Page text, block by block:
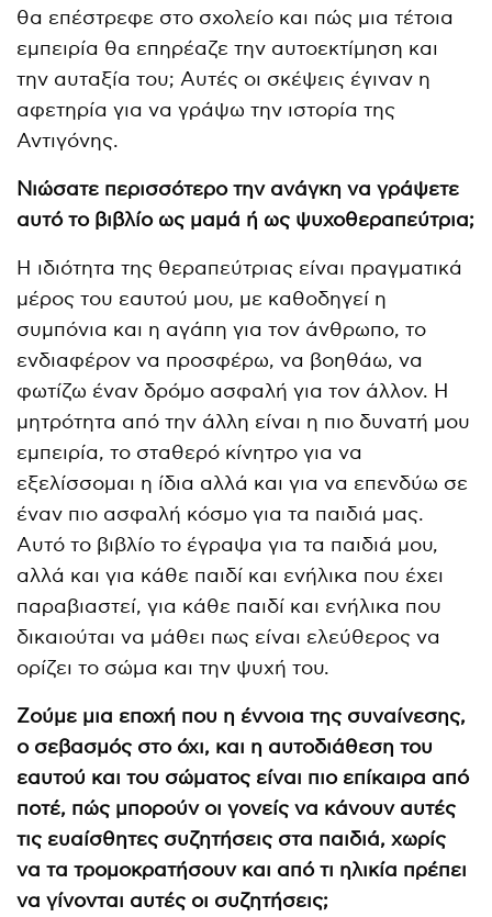
θα επέστρεφε στο σχολείο και πώς μια τέτοια
εμπειρία θα επηρέαζε την αυτοεκτίμηση και
την αυταξία του; Αυτές οι σκέψεις έγιναν η
αφετηρία για να γράψω την ιστορία της
Αντιγόνης.
Νιώσατε περισσότερο την ανάγκη να γράψετε
αυτό το βιβλίο ως μαμά ή ως ψυχοθεραπεύτρια;
Η ιδιότητα της θεραπεύτριας είναι πραγματικά
μέρος του εαυτού μου, με καθοδηγεί η
συμπόνια και η αγάπη για τον άνθρωπο, το
ενδιαφέρον να προσφέρω, να βοηθάω, να
φωτίζω έναν δρόμο ασφαλή για τον άλλον. Η
μητρότητα από την άλλη είναι η πιο δυνατή μου
εμπειρία, το σταθερό κίνητρο για να
εξελίσσομαι η ίδια αλλά και για να επενδύω σε
έναν πιο ασφαλή κόσμο για τα παιδιά μας.
Αυτό το βιβλίο το έγραψα για τα παιδιά μου,
αλλά και για κάθε παιδί και ενήλικα που έχει
παραβιαστεί, για κάθε παιδί και ενήλικα που
δικαιούται να μάθει πως είναι ελεύθερος να
ορίζει το σώμα και την ψυχή του.
Ζούμε μια εποχή που η έννοια της συναίνεσης,
ο σεβασμός στο όχι, και η αυτοδιάθεση του
εαυτού και του σώματος είναι πιο επίκαιρα από
ποτέ, πώς μπορούν οι γονείς να κάνουν αυτές
τις ευαίσθητες συζητήσεις στα παιδιά, χωρίς
να τα τρομοκρατήσουν και από τι ηλικία πρέπει
να γίνονται αυτές οι συζητήσεις;